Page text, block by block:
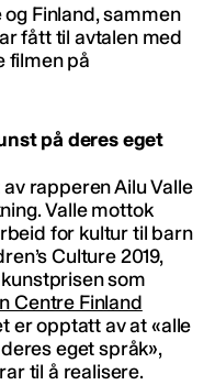
Finland, sammen
fått til avtalen med
filmen på
på deres eget
rapperen Ailu Valle
Valle mottok
for kultur til barn
Culture 2019,
som
Centre Finland
er opptatt av at «alle
eget språk»,
til å realisere.